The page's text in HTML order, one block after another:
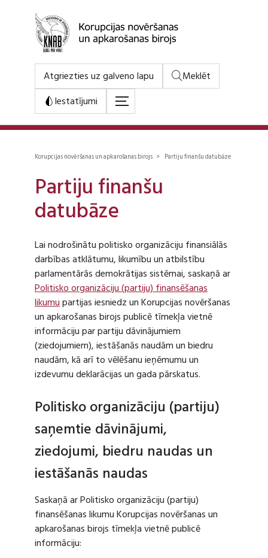
Atgriezties uz galveno lapu
Meklēt
Iestatījumi
Korupcijas novēršanas un apkarošanas birojs > Partiju finanšu datubāze
Partiju finanšu
datubāze
Lai nodrošinātu politisko organizāciju finansiālās
darbības atklātumu, likumību un atbilstību
parlamentārās demokrātijas sistēmai, saskaņā ar
Politisko organizāciju (partiju) finansēšanas
likumupartijas iesniedz un Korupcijas novēršanas
un apkarošanas birojs publicē tīmekļa vietnē
informāciju par partiju dāvinājumiem
(ziedojumiem), iestāšanās naudām un biedru
naudām, kā arī to vēlēšanu ieņēmumu un
izdevumu deklarācijas un gada pārskatus.
Politisko organizāciju (partiju)
saņemtie dāvinājumi,
ziedojumi, biedru naudas un
iestāšanās naudas
Saskaņā ar Politisko organizāciju (partiju)
finansēšanas likumu Korupcijas novēršanas un
apkarošanas birojs tīmekļa vietnē publicē
informāciju: